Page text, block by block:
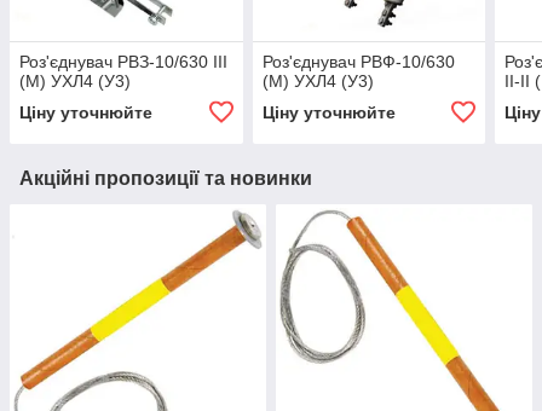
Роз'єднувач РВЗ-10/630 III
(М) УХЛ4 (У3)
Ціну уточнюйте
Роз'єднувач РВФ-10/630
(М) УХЛ4 (У3)
Ціну уточнюйте
II-II
Акційні пропозиції та новинки